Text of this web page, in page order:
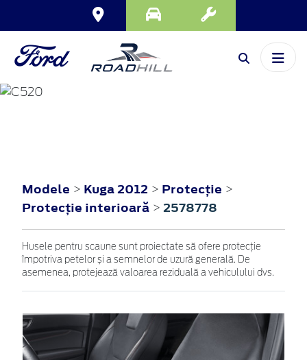
Modele > Kuga 2012 > Protecţie >
Protecţie interioară > 2578778
Husele pentru scaune sunt proiectate să ofere protecție
împotriva petelor și a semnelor de uzură generală. De
asemenea, protejează valoarea reziduală a vehiculului dvs.